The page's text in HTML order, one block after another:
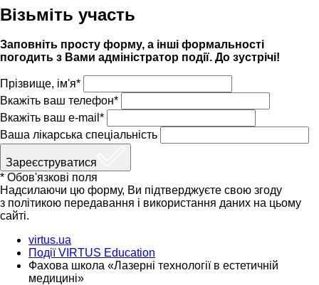
Візьміть участь
Заповніть просту форму, а інші формальності
погодить з Вами адміністратор події. До зустрічі!
Прізвище, ім'я*
Вкажіть ваш телефон*
Вкажіть ваш e-mail*
Ваша лікарська спеціальність
Зареєструватися
* Обов'язкові поля
Надсилаючи цю форму, Ви підтверджуєте свою згоду
з політикою передавання і використання даних на цьому
сайті.
virtus.ua
Події VIRTUS Education
Фахова школа «Лазерні технології в естетичній
медицині»